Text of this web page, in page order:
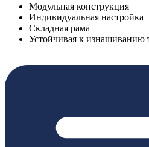
Модульная конструкция
Индивидуальная настройка
Складная рама
Устойчивая к изнашиванию